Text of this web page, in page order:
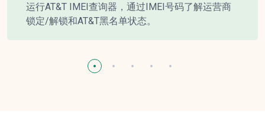
运行AT&T IMEI查询器，通过IMEI号码了解运营商
锁定/解锁和AT&T黑名单状态。